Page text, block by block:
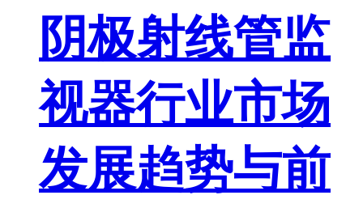
阴极射线管监
视器行业市场
发展趋势与前